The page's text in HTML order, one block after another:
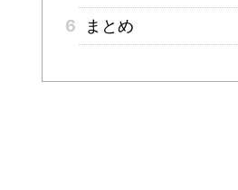
6
まとめ